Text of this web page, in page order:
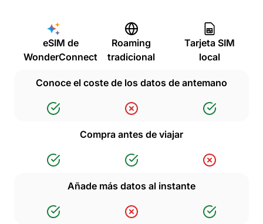
eSIM de
WonderConnect
Roaming
tradicional
Tarjeta SIM
local
Conoce el coste de los datos de antemano
Compra antes de viajar
Añade más datos al instante